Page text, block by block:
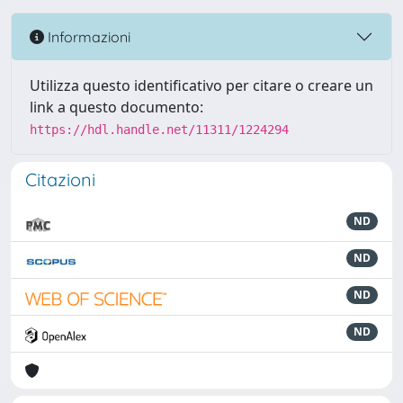
Informazioni
Utilizza questo identificativo per citare o creare un
link a questo documento:
https://hdl.handle.net/11311/1224294
Citazioni
ND
ND
ND
ND